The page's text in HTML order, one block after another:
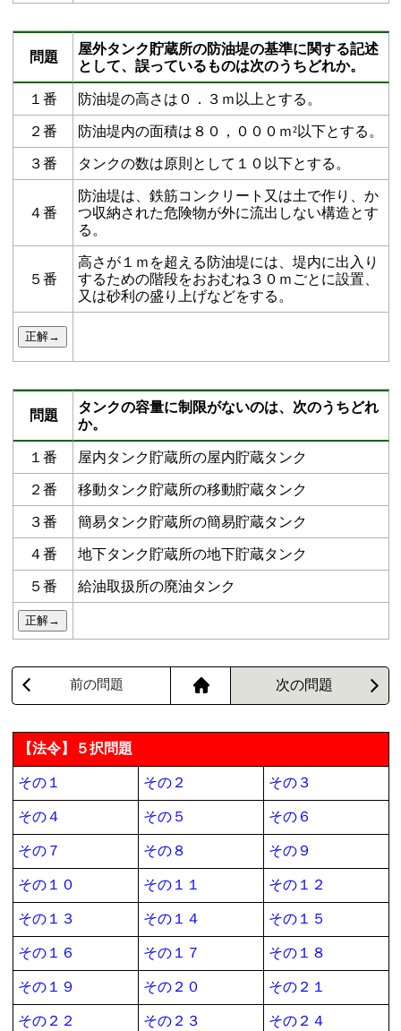
問題
屋外タンク貯蔵所の防油堤の基準に関する記述
として、誤っているものは次のうちどれか。
１番 防油堤の高さは０．３ｍ以上とする。
２番 防油堤内の面積は８０，０００ｍ²以下とする。
３番 タンクの数は原則として１０以下とする。
４番
防油堤は、鉄筋コンクリート又は土で作り、か
つ収納された危険物が外に流出しない構造とす
る。
５番
高さが１ｍを超える防油堤には、堤内に出入り
するための階段をおおむね３０ｍごとに設置、
又は砂利の盛り上げなどをする。
問題
タンクの容量に制限がないのは、次のうちどれ
か。
１番 屋内タンク貯蔵所の屋内貯蔵タンク
２番 移動タンク貯蔵所の移動貯蔵タンク
３番 簡易タンク貯蔵所の簡易貯蔵タンク
４番 地下タンク貯蔵所の地下貯蔵タンク
５番 給油取扱所の廃油タンク
前の問題 次の問題
【法令】５択問題
その１ その２ その３
その４ その５ その６
その７ その８ その９
その１０ その１１ その１２
その１３ その１４ その１５
その１６ その１７ その１８
その１９ その２０ その２１
その２２ その２３ その２４